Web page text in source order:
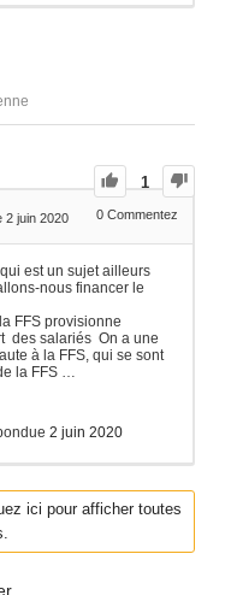
1
2 juin 2020 0 Commentez
est un sujet ailleurs
nous financer le
FFS provisionne
des salariés On a une
à la FFS, qui se sont
la FFS …
2 juin 2020
ici pour afficher toutes